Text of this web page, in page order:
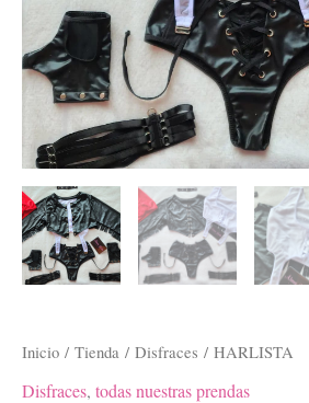
Inicio / Tienda / Disfraces / HARLISTA
Disfraces, todas nuestras prendas